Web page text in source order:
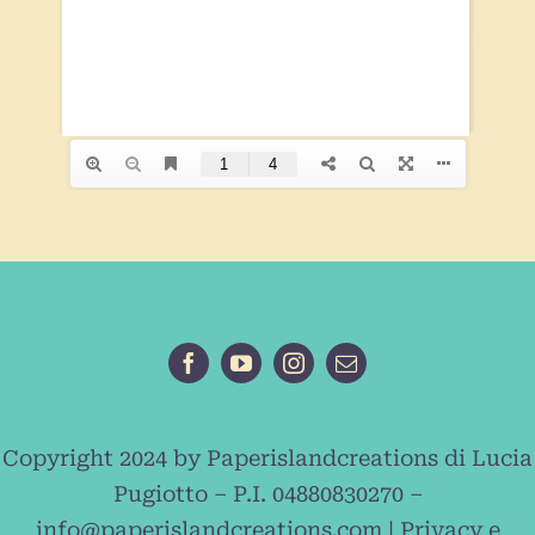
Copyright 2024 by Paperislandcreations di Lucia
Pugiotto – P.I. 04880830270 –
info@paperislandcreations.com | Privacy e